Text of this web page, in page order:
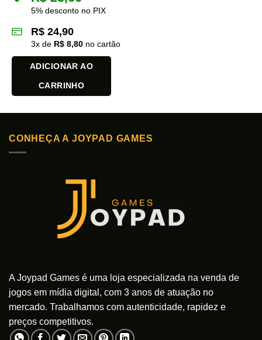
5% desconto no PIX
R$ 24,90
3x de R$ 8,80 no cartão
ADICIONAR AO
CARRINHO
CONHEÇA A JOYPAD GAMES
A Joypad Games é uma loja especializada na venda de
jogos em mídia digital, com 3 anos de atuação no
mercado. Trabalhamos com autenticidade, rapidez e
preços competitivos.